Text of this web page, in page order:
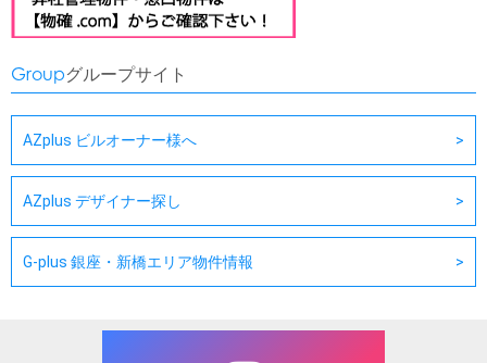
Groupグループサイト
AZplus ビルオーナー様へ
AZplus デザイナー探し
G-plus 銀座・新橋エリア物件情報